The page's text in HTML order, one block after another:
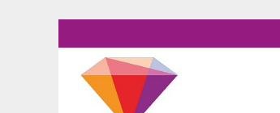
to
content